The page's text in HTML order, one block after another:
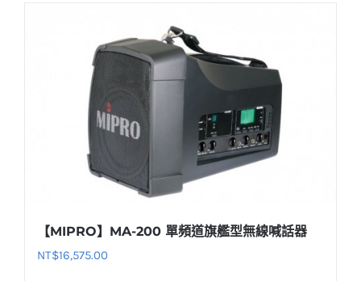
【MIPRO】MA-200 單頻道旗艦型無線喊話器
NT$16,575.00